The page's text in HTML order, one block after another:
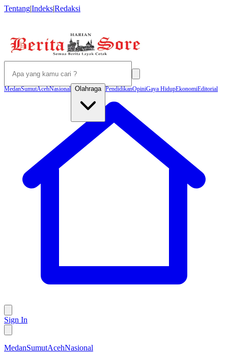
Tentang|Indeks|Redaksi
MedanSumutAcehNasional Olahraga PendidikanOpiniGaya HidupEkonomiEditorial
Sign In
MedanSumutAcehNasional